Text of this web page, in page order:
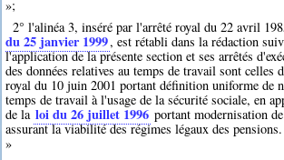
»;
2° l'alinéa 3, inséré par l'arrêté royal du 22 avril
du 25 janvier 1999, est rétabli dans la rédaction
l'application de la présente section et ses arrêtés
des données relatives au temps de travail sont celles
royal du 10 juin 2001 portant définition uniforme de
temps de travail à l'usage de la sécurité sociale, en
de la loi du 26 juillet 1996 portant modernisation
assurant la viabilité des régimes légaux des pensions.
»